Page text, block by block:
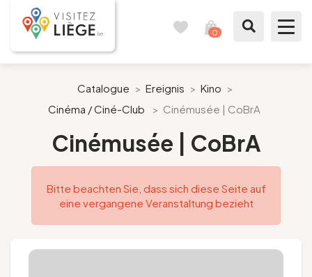
0
Wie ein Bürger von Lüttich
Meinen Aufenthalt vorbereiten
Unsere Vorschläge
Stadt Lüttich
Catalogue > Ereignis > Kino >
Cinéma / Ciné-Club
> Cinémusée | CoBrA
Cinémusée | CoBrA
Bitte beachten Sie, dass sich diese Seite auf
eine vergangene Veranstaltung bezieht